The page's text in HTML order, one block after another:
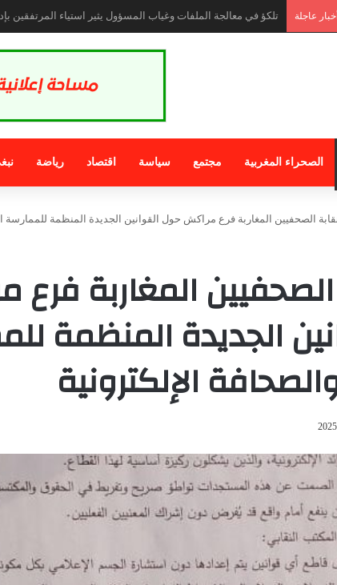
أخبار عاجلة كواليس حادث طفل مغربي هز المنصات الاجتماعية بتوسله لضابط
الصحراء المغربية مجتمع سياسة اقتصاد رياضة
الصحفيين المغاربة فرع مراكش حول القوانين الجديدة المنظمة للممارسة
الصحفيين المغاربة
الجديدة المنظمة
الإلكترونية